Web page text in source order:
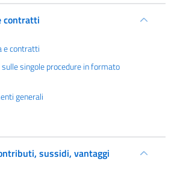
contratti
e contratti
singole procedure in formato
generali
sussidi, vantaggi